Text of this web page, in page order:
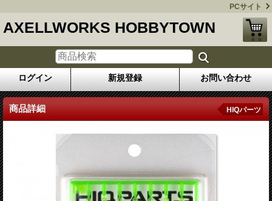
PCサイト
AXELLWORKS HOBBYTOWN
ログイン 新規登録 お問い合わせ
商品詳細 HIQパーツ